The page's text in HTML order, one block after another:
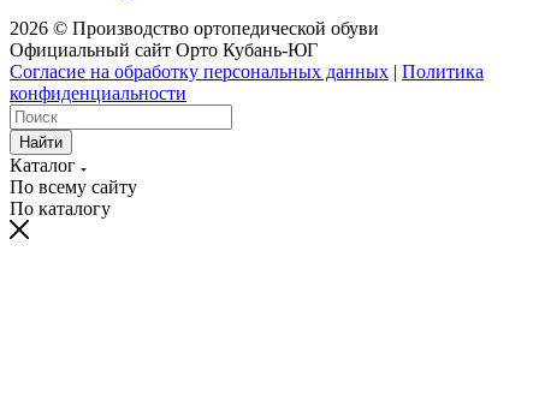
2026 © Производство ортопедической обуви
Официальный сайт Орто Кубань-ЮГ
Согласие на обработку персональных данных | Политика
конфиденциальности
Найти
Каталог
По всему сайту
По каталогу